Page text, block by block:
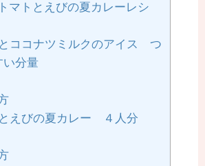
マトとえびの夏カレーレシ
ココナツミルクのアイス つ
い分量
えびの夏カレー ４人分